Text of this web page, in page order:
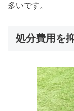
多いです。
処分費用を